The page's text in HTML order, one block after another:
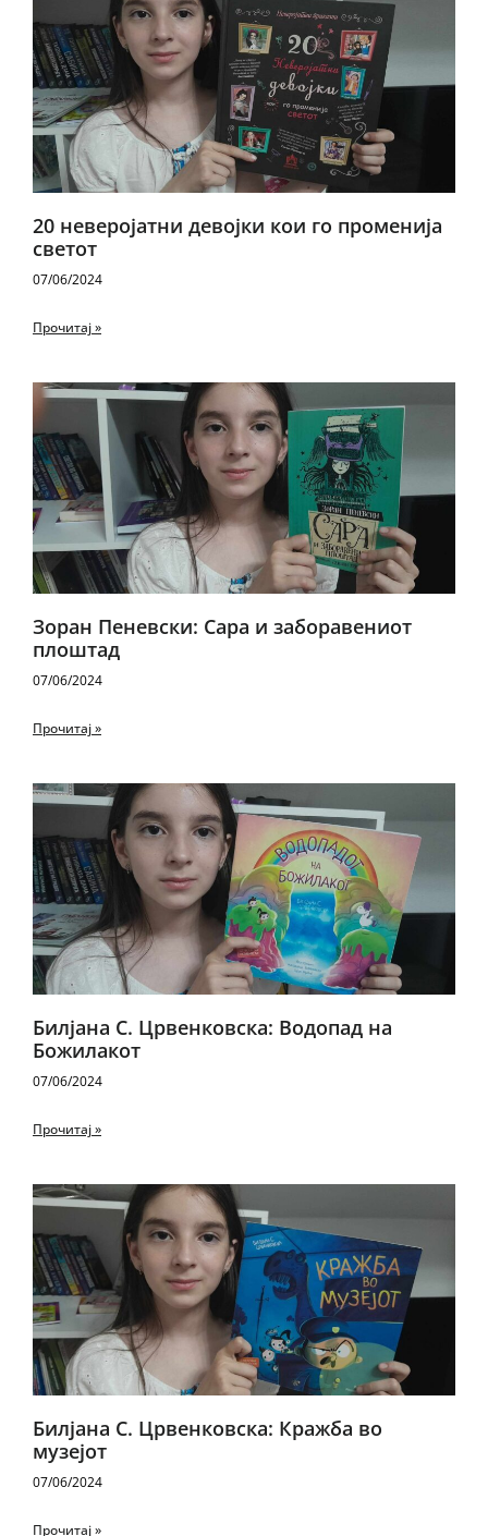
20 неверојатни девојки кои го променија
светот
07/06/2024
Прочитај »
Зоран Пеневски: Сара и заборавениот
плоштад
07/06/2024
Прочитај »
Билјана С. Црвенковска: Водопад на
Божилакот
07/06/2024
Прочитај »
Билјана С. Црвенковска: Кражба во
музејот
07/06/2024
Прочитај »